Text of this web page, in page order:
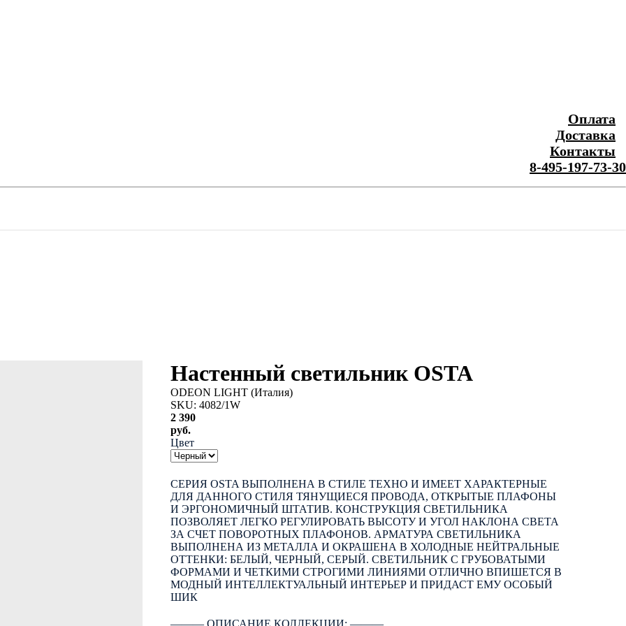
Оплата
Доставка
Контакты
8-495-197-73-30
Настенный светильник OSTA
ODEON LIGHT (Италия)
SKU: 4082/1W
2 390
руб.
Цвет
СЕРИЯ OSTA ВЫПОЛНЕНА В СТИЛЕ ТЕХНО И ИМЕЕТ ХАРАКТЕРНЫЕ
ДЛЯ ДАННОГО СТИЛЯ ТЯНУЩИЕСЯ ПРОВОДА, ОТКРЫТЫЕ ПЛАФОНЫ
И ЭРГОНОМИЧНЫЙ ШТАТИВ. КОНСТРУКЦИЯ СВЕТИЛЬНИКА
ПОЗВОЛЯЕТ ЛЕГКО РЕГУЛИРОВАТЬ ВЫСОТУ И УГОЛ НАКЛОНА СВЕТА
ЗА СЧЕТ ПОВОРОТНЫХ ПЛАФОНОВ. АРМАТУРА СВЕТИЛЬНИКА
ВЫПОЛНЕНА ИЗ МЕТАЛЛА И ОКРАШЕНА В ХОЛОДНЫЕ НЕЙТРАЛЬНЫЕ
ОТТЕНКИ: БЕЛЫЙ, ЧЕРНЫЙ, СЕРЫЙ. СВЕТИЛЬНИК С ГРУБОВАТЫМИ
ФОРМАМИ И ЧЕТКИМИ СТРОГИМИ ЛИНИЯМИ ОТЛИЧНО ВПИШЕТСЯ В
МОДНЫЙ ИНТЕЛЛЕКТУАЛЬНЫЙ ИНТЕРЬЕР И ПРИДАСТ ЕМУ ОСОБЫЙ
ШИК
――― ОПИСАНИЕ КОЛЛЕКЦИИ: ―――